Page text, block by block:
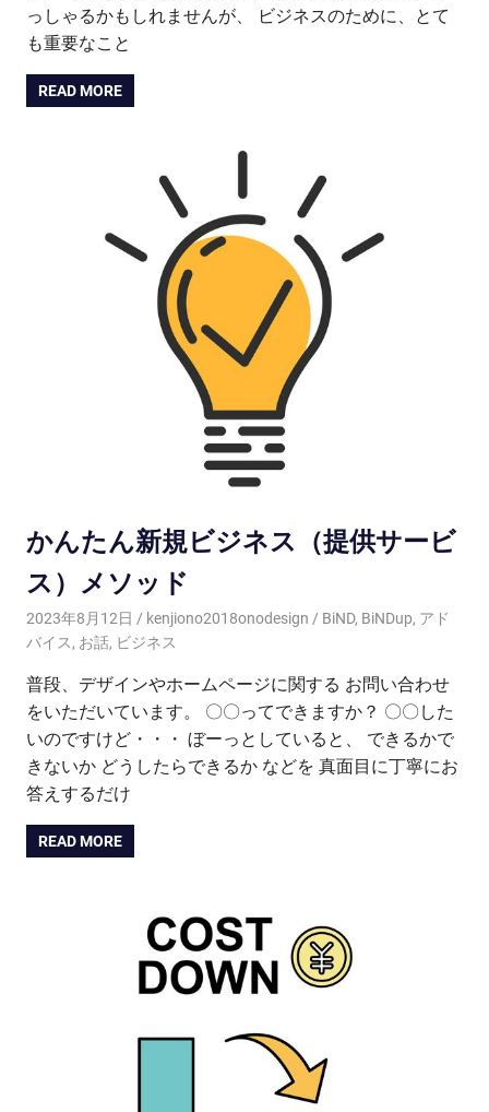
っしゃるかもしれませんが、 ビジネスのために、とて
も重要なこと
READ MORE
かんたん新規ビジネス（提供サービ
ス）メソッド
2023年8月12日 kenjiono2018onodesign BiND, BiNDup, アド
バイス, お話, ビジネス
普段、デザインやホームページに関する お問い合わせ
をいただいています。 〇〇ってできますか？ 〇〇した
いのですけど・・・ ぼーっとしていると、 できるかで
きないか どうしたらできるか などを 真面目に丁寧にお
答えするだけ
READ MORE